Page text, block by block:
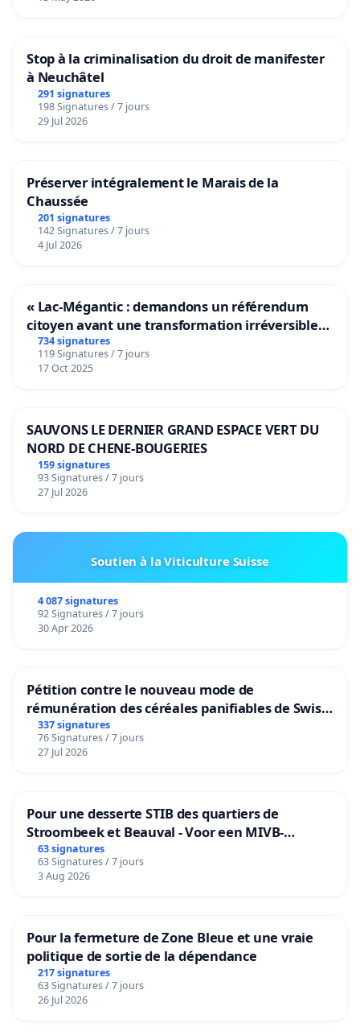
Stop à la criminalisation du droit de manifester
à Neuchâtel
291 signatures
198 Signatures / 7 jours
29 Jul 2026
Préserver intégralement le Marais de la
Chaussée
201 signatures
142 Signatures / 7 jours
4 Jul 2026
« Lac-Mégantic : demandons un référendum
citoyen avant une transformation irréversible
de notre territoire »
734 signatures
119 Signatures / 7 jours
17 Oct 2025
SAUVONS LE DERNIER GRAND ESPACE VERT DU
NORD DE CHENE-BOUGERIES
159 signatures
93 Signatures / 7 jours
27 Jul 2026
Soutien à la Viticulture Suisse
4 087 signatures
92 Signatures / 7 jours
30 Apr 2026
Pétition contre le nouveau mode de
rémunération des céréales panifiables de Swiss
granum basé sur la teneur en protéines
337 signatures
76 Signatures / 7 jours
27 Jul 2026
Pour une desserte STIB des quartiers de
Stroombeek et Beauval - Voor een MIVB-
bediening van de wijken Strombeek en Het
Voor
63 signatures
63 Signatures / 7 jours
3 Aug 2026
Pour la fermeture de Zone Bleue et une vraie
politique de sortie de la dépendance
217 signatures
63 Signatures / 7 jours
26 Jul 2026